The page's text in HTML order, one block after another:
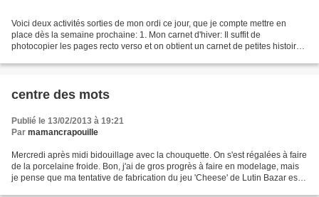
Voici deux activités sorties de mon ordi ce jour, que je compte mettre en
place dès la semaine prochaine: 1. Mon carnet d'hiver: Il suffit de
photocopier les pages recto verso et on obtient un carnet de petites histoires
centre des mots
Publié le 13/02/2013 à 19:21
Par mamancrapouille
Mercredi après midi bidouillage avec la chouquette. On s'est régalées à faire
de la porcelaine froide. Bon, j'ai de gros progrès à faire en modelage, mais
je pense que ma tentative de fabrication du jeu 'Cheese' de Lutin Bazar est